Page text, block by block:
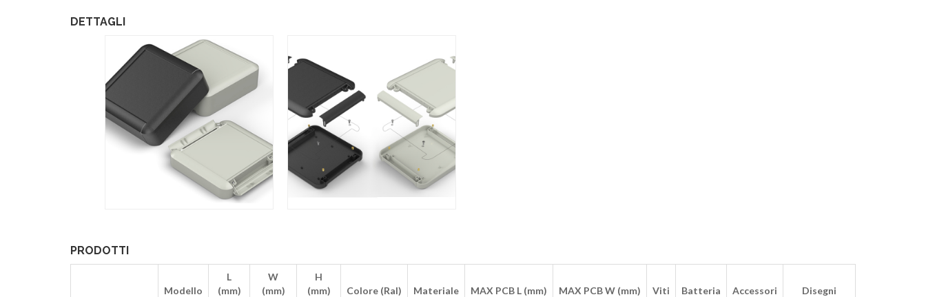
DETTAGLI
PRODOTTI
Modello
L
(mm)
W
(mm)
H
(mm)
Colore (Ral) Materiale MAX PCB L (mm) MAX PCB W (mm) Viti Batteria Accessori Disegni